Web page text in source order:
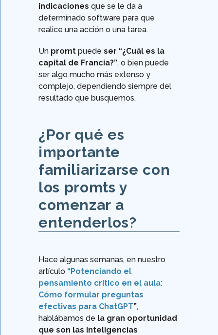
indicaciones que se le da a
determinado software para que
realice una acción o una tarea.
Un promt puede ser “¿Cuál es la
capital de Francia?”, o bien puede
ser algo mucho más extenso y
complejo, dependiendo siempre del
resultado que busquemos.
¿Por qué es
importante
familiarizarse con
los promts y
comenzar a
entenderlos?
Hace algunas semanas, en nuestro
artículo “Potenciando el
pensamiento crítico en el aula:
Cómo formular preguntas
efectivas para ChatGPT”,
hablábamos de la gran oportunidad
que son las Inteligencias